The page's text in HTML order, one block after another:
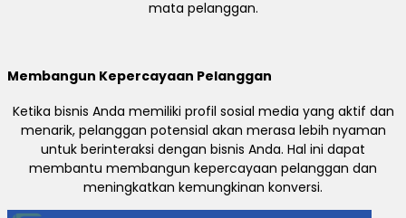
mata pelanggan.
Membangun Kepercayaan Pelanggan
Ketika bisnis Anda memiliki profil sosial media yang aktif dan
menarik, pelanggan potensial akan merasa lebih nyaman
untuk berinteraksi dengan bisnis Anda. Hal ini dapat
membantu membangun kepercayaan pelanggan dan
meningkatkan kemungkinan konversi.